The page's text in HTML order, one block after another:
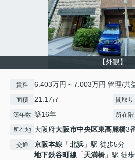
【外観】
賃料 6.403万円～7.003万円 管理/共
面積 21.17㎡ 間取り
築年数 築16年 所在階
所在地 大阪府大阪市中央区東高麗橋3
交通 京阪本線 「北浜 」駅 徒歩5分
地下鉄谷町線 「天満橋 」駅 徒